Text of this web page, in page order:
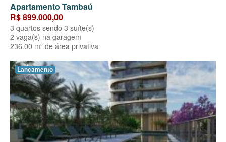
Apartamento Tambaú
R$ 899.000,00
3 quartos sendo 3 suíte(s)
2 vaga(s) na garagem
236.00 m² de área privativa
Lançamento